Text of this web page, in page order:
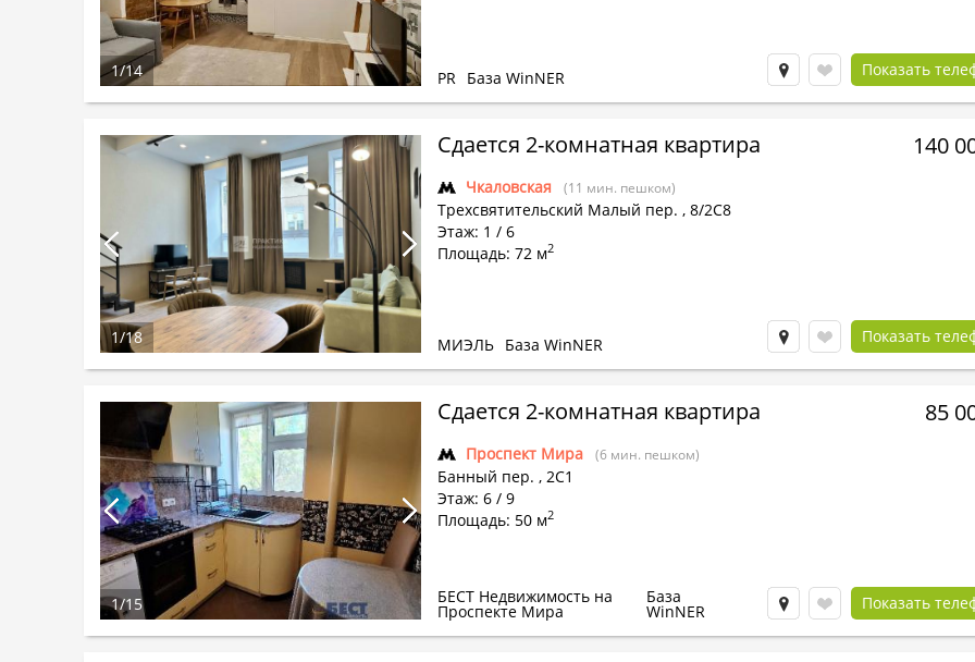
PR База WinNER Показать
1/14
Сдается 2-комнатная квартира
Чкаловская (11 мин. пешком)
Трехсвятительский Малый пер. , 8/2С8
Этаж: 1 / 6
Площадь: 72 м2
140
МИЭЛЬ База WinNER Показать
1/18
Сдается 2-комнатная квартира
Проспект Мира (6 мин. пешком)
Банный пер. , 2С1
Этаж: 6 / 9
Площадь: 50 м2
85
БЕСТ Недвижимость на
Проспекте Мира
База
WinNER Показать
1/15